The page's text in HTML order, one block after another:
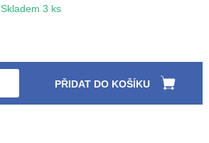
Skladem 3 ks
PŘIDAT DO KOŠÍKU